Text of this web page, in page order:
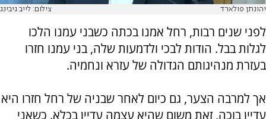
יהונתן פולארד צילום: לייב גיבינג
לפני שנים רבות, רחל אמנו בכתה כשבני עמנו הלכו
לגלות בבל. הודות לבכי ולדמעות שלה, בני עמנו חזרו
בעזרת מנהיגותם הגדולה של עזרא ונחמיה.
אך למרבה הצער, גם כיום לאחר שבניה של רחל חזרו היא
עדיין בוכה, זאת משום שהיא עצמה עדיין בכלא. כשאני